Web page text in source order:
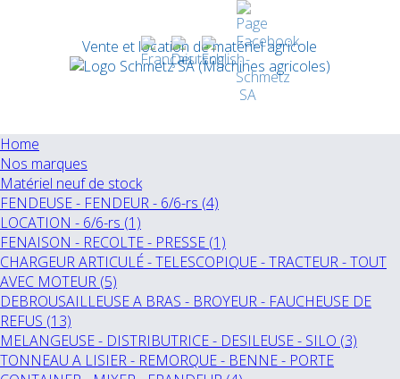
Vente et location de matériel agricole
Home
Nos marques
Matériel neuf de stock
FENDEUSE - FENDEUR - 6/6-rs (4)
LOCATION - 6/6-rs (1)
FENAISON - RECOLTE - PRESSE (1)
CHARGEUR ARTICULÉ - TELESCOPIQUE - TRACTEUR - TOUT
AVEC MOTEUR (5)
DEBROUSAILLEUSE A BRAS - BROYEUR - FAUCHEUSE DE
REFUS (13)
MELANGEUSE - DISTRIBUTRICE - DESILEUSE - SILO (3)
TONNEAU A LISIER - REMORQUE - BENNE - PORTE